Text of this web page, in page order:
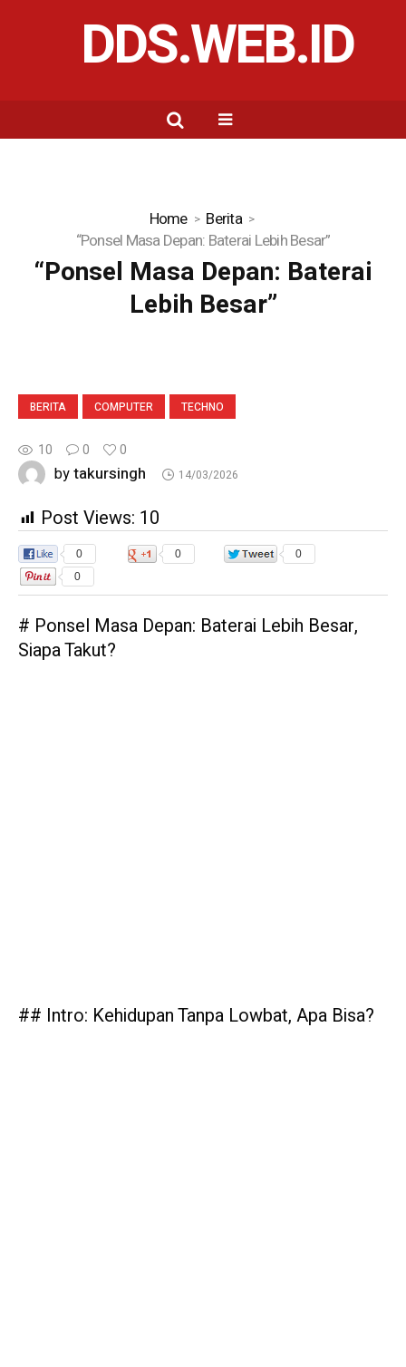
DDS.WEB.ID
Home
Berita
“Ponsel Masa Depan: Baterai Lebih Besar”
“Ponsel Masa Depan: Baterai
Lebih Besar”
BERITA COMPUTER TECHNO
10 0 0
bytakursingh 14/03/2026
Post Views: 10
0 0
0
0
# Ponsel Masa Depan: Baterai Lebih Besar,
Siapa Takut?
## Intro: Kehidupan Tanpa Lowbat, Apa Bisa?